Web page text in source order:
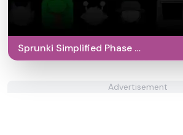
Sprunki Simplified Phase 2
All Character
Advertisement